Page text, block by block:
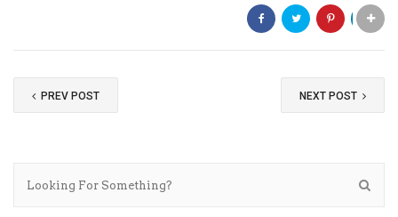
PREV POST NEXT POST